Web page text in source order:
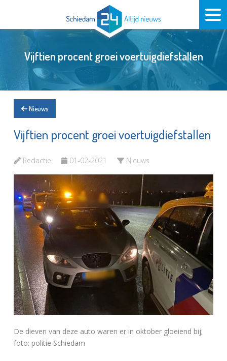
Vijftien procent groei voertuigdiefstallen
Nieuws
Vijftien procent groei voertuigdiefstallen
Redactie 01-02-2021 Nieuws
De dieven van deze auto waren er in oktober gloeiend bij;
foto: politie Schiedam